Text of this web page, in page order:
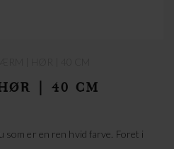
| 40 CM
som er en ren hvid farve. Foret i